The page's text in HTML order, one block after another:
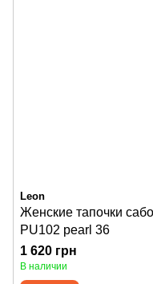
Leon
Женские тапочки
PU102 pearl 36
1 620 грн
В наличии